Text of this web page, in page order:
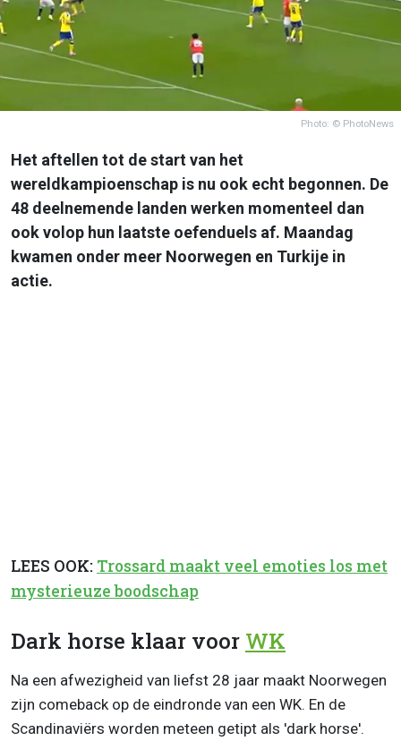
Photo: © PhotoNews
Het aftellen tot de start van het
wereldkampioenschap is nu ook echt begonnen. De
48 deelnemende landen werken momenteel dan
ook volop hun laatste oefenduels af. Maandag
kwamen onder meer Noorwegen en Turkije in
actie.
LEES OOK: Trossard maakt veel emoties los met
mysterieuze boodschap
Dark horse klaar voor WK
Na een afwezigheid van liefst 28 jaar maakt Noorwegen
zijn comeback op de eindronde van een WK. En de
Scandinaviërs worden meteen getipt als 'dark horse'.